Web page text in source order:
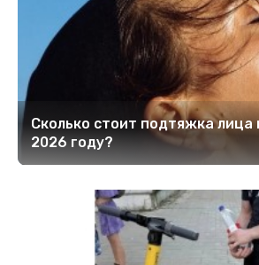
Сколько стоит подтяжка лица
2026 году?